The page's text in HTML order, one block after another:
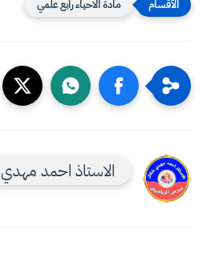
مادة الاحياء رابع علمي
الاستاذ احمد مهدي 1